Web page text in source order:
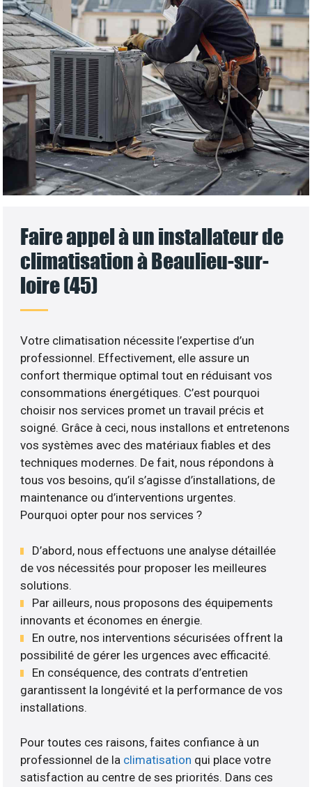
Faire appel à un installateur de
climatisation à Beaulieu-sur-
loire (45)
Votre climatisation nécessite l’expertise d’un
professionnel. Effectivement, elle assure un
confort thermique optimal tout en réduisant vos
consommations énergétiques. C’est pourquoi
choisir nos services promet un travail précis et
soigné. Grâce à ceci, nous installons et entretenons
vos systèmes avec des matériaux fiables et des
techniques modernes. De fait, nous répondons à
tous vos besoins, qu’il s’agisse d’installations, de
maintenance ou d’interventions urgentes.
Pourquoi opter pour nos services ?
D’abord, nous effectuons une analyse détaillée
de vos nécessités pour proposer les meilleures
solutions.
Par ailleurs, nous proposons des équipements
innovants et économes en énergie.
En outre, nos interventions sécurisées offrent la
possibilité de gérer les urgences avec efficacité.
En conséquence, des contrats d’entretien
garantissent la longévité et la performance de vos
installations.
Pour toutes ces raisons, faites confiance à un
professionnel de la climatisation qui place votre
satisfaction au centre de ses priorités. Dans ces